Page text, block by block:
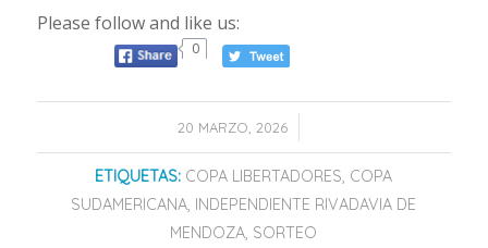
Please follow and like us:
0
20 MARZO, 2026
/
ETIQUETAS: COPA LIBERTADORES, COPA
SUDAMERICANA, INDEPENDIENTE RIVADAVIA DE
MENDOZA, SORTEO